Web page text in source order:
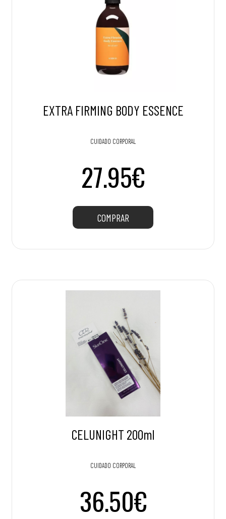
EXTRA FIRMING BODY ESSENCE
CUIDADO CORPORAL
27.95€
COMPRAR
CELUNIGHT 200ml
CUIDADO CORPORAL
36.50€